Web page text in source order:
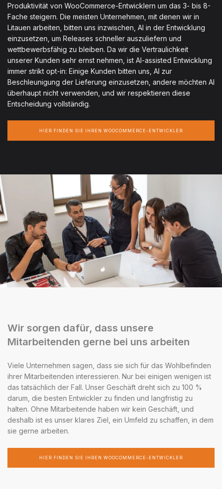
Produktivität von WooCommerce-Entwicklern um das 3- bis 8-
Fache steigern. Die meisten Unternehmen, mit denen wir in
Litauen arbeiten, bitten uns inzwischen, AI in der Entwicklung
einzusetzen, um Releases schneller auszuliefern und
wettbewerbsfähig zu bleiben. Da wir die Vertraulichkeit
unserer Kunden sehr ernst nehmen, ist AI-assisted Entwicklung
immer strikt opt-in: Einige Kunden bitten uns, AI zur
Beschleunigung der Lieferung einzusetzen, andere möchten AI
überhaupt nicht verwenden, und wir respektieren diese
Entscheidung vollständig.
HIER FINDEN SIE IHREN WOOCOMMERCE-ENTWICKLER
Wir sorgen dafür, dass unsere
Mitarbeitenden gerne bei uns arbeiten
Viele Unternehmen sagen, dass sie sich für das Wohlbefinden
ihrer Mitarbeitenden interessieren. Nur bei einigen wenigen ist
das tatsächlich der Fall. Unser Geschäft dreht sich zu 100 %
darum, die besten Entwickler zu finden und langfristig zu
halten. Ohne Mitarbeitende haben wir kein Geschäft, und
deshalb ist es unser klares Ziel, ein Umfeld zu schaffen, in dem
sie gerne arbeiten.
HIER FINDEN SIE IHREN WOOCOMMERCE-ENTWICKLER